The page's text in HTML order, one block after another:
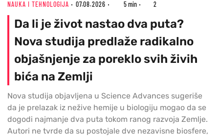
NAUKA I TEHNOLOGIJA 07.08.2026 5 min 2
Da li je život nastao dva puta?
Nova studija predlaže radikalno
objašnjenje za poreklo svih živih
bića na Zemlji
Nova studija objavljena u Science Advances sugeriše
da je prelazak iz nežive hemije u biologiju mogao da se
dogodi najmanje dva puta tokom ranog razvoja Zemlje.
Autori ne tvrde da su postojale dve nezavisne biosfere,